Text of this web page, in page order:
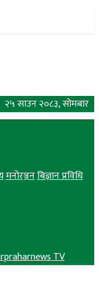
२५ साउन २०८३, सोमबार
मनोरञ्जनबिज्ञान प्रविधि
TV